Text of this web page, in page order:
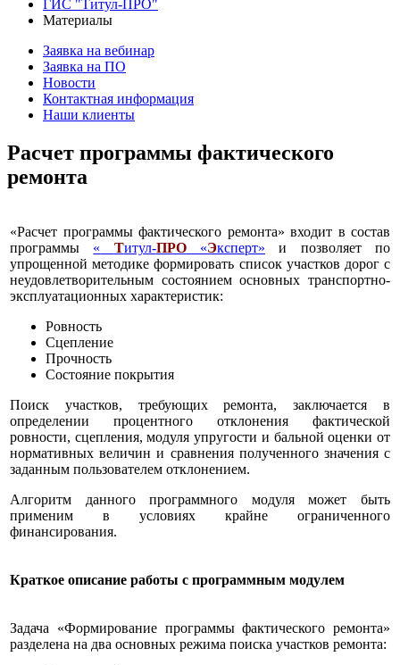
ГИС "Титул-ПРО"
Материалы
Заявка на вебинар
Заявка на ПО
Новости
Контактная информация
Наши клиенты
Расчет программы фактического
ремонта
«Расчет программы фактического ремонта» входит в состав
программы « Титул-ПРО«Эксперт» и позволяет по
упрощенной методике формировать список участков дорог с
неудовлетворительным состоянием основных транспортно-
эксплуатационных характеристик:
Ровность
Сцепление
Прочность
Состояние покрытия
Поиск участков, требующих ремонта, заключается в
определении процентного отклонения фактической
ровности, сцепления, модуля упругости и бальной оценки от
нормативных величин и сравнения полученного значения с
заданным пользователем отклонением.
Алгоритм данного программного модуля может быть
применим в условиях крайне ограниченного
финансирования.
Краткое описание работы с программным модулем
Задача «Формирование программы фактического ремонта»
разделена на два основных режима поиска участков ремонта: